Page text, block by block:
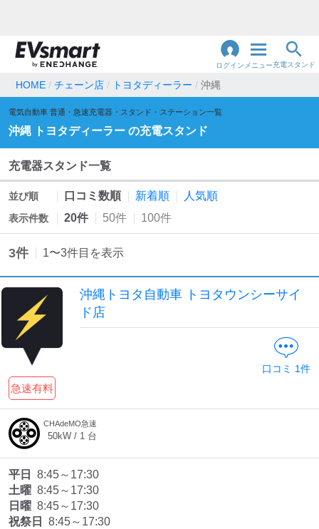
ログイン メニュー充電スタンド
地名・観光スポット・住所
充電器の種類
急速充電器のみ表示
認証システム
EV充電エネチェンジ
三菱ディーラーを表示
トヨタディーラーを表
示
充電器の出力
すべて 中速-20kW-以上
HOME チェーン店 トヨタディーラー 沖縄
電気自動車 普通・急速充電器・スタンド・ステーション一覧
沖縄 トヨタディーラー の充電スタンド
充電器スタンド一覧
並び順 口コミ数順 新着順 人気順
表示件数 20件 50件 100件
3件 1〜3件目を表示
沖縄トヨタ自動車 トヨタウンシーサイ
ド店
急速有料
口コミ 1件
CHAdeMO急速
50kW / 1 台
平日
8:45～17:30
土曜 8:45～17:30
日曜 8:45～17:30
祝祭日
8:45～17:30